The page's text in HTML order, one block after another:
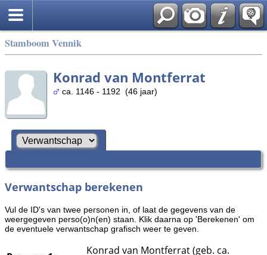
Stamboom Vennik
Konrad van Montferrat
ca. 1146 - 1192 (46 jaar)
Verwantschap berekenen
Vul de ID's van twee personen in, of laat de gegevens van de
weergegeven perso(o)n(en) staan. Klik daarna op 'Berekenen' om
de eventuele verwantschap grafisch weer te geven.
Konrad van Montferrat (geb. ca.